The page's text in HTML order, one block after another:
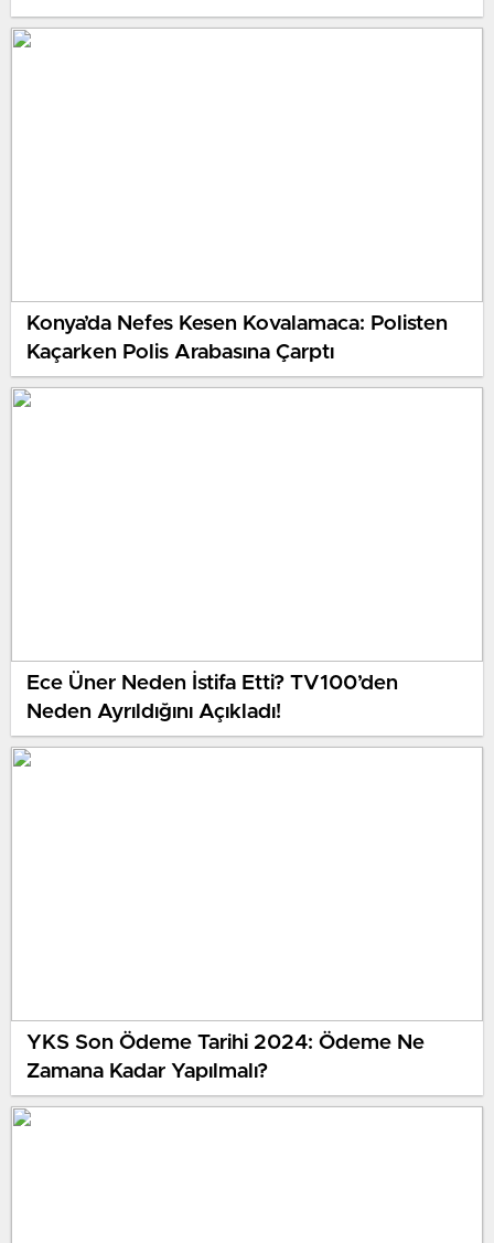
Konya’da Nefes Kesen Kovalamaca: Polisten
Kaçarken Polis Arabasına Çarptı
Ece Üner Neden İstifa Etti? TV100’den
Neden Ayrıldığını Açıkladı!
YKS Son Ödeme Tarihi 2024: Ödeme Ne
Zamana Kadar Yapılmalı?